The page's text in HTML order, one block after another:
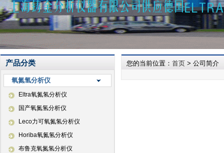
产品分类
氧氮氢分析仪
Eltra氧氮氢分析仪
国产氧氮氢分析仪
Leco力可氧氮氢分析仪
Horiba氧氮氢分析仪
布鲁克氧氮氢分析仪
您的当前位置： 首页 > 公司简介